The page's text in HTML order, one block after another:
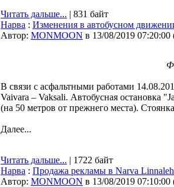
Читать дальше... | 831 байт
Нарва : Изменения в автобусном
Автор: MONMOON в 13/08/2019 07:20:00
В связи с асфальтными работами
Vaivara – Vaksali. Автобусная остановка
(на 50 метров от прежнего места).
Далее...
Читать дальше... | 1722 байт
Нарва : Продажа рекламы в Narva
Автор: MONMOON в 13/08/2019 07:10:00